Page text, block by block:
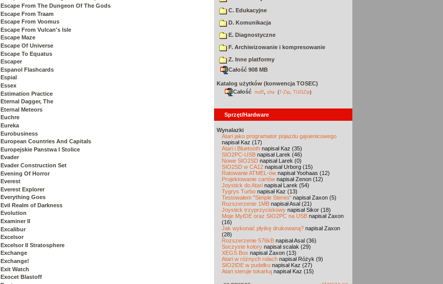
Escape From The Dungeon Of The Gods
Escape From Traam
Escape From Voomus
Escape From Vulcan's Isle
Escape Maze
Escape Of Universe
Escape To Equatus
Escaper
Espanol Flashcards
Espial
Essex
Estimation Practice
Eternal Dagger, The
Eternal Meteors
Euchre
Eureka
Eurobusiness
European Countries And Capitals
Europejskie Panstwa I Stolice
Evader
Evader Construction Set
Evening Of Horror
Everest
Everest Explorer
Everything Goes
Evil Realm of Darkness
Evolution
Examiner II
Excalibur
Excelsor
Excelsor II Stratosphere
Exchange
Exchange!
Exit Watch
Exocet Blastoff
C. Edukacyjne
D. Komunikacja
E. Diagnostyczne
F. Archiwizowanie i kompresowanie
Z. Inne platformy
Całość 908 MB
Katalog użytków (konwencja TOSEC)
Całość md5 sha (7-Zip TUGZip)
Sprzęt/Hardware
Wynalazki
Atari jako programator pojazdu gąsienicowego
napisał Kaz (17)
Atari i Bluetooth napisał Kaz (35)
SIO2PC-USB napisał Larek (46)
Nowe SIO2SD napisał Larek (0)
SIO2SD w CA12 napisał Urborg (15)
Ratowanie ATMEL-ów napisał Yoohaas (12)
Projektowanie cartów napisał Zenon (12)
Joystick do Atari napisał Larek (54)
Tygrys Turbo napisał Kaz (13)
Testowałem "Simple Stereo" napisał Zaxon (5)
Rozszerzenie 1MB napisał Asal (21)
Joystick trzyprzyciskowy napisał Sikor (18)
Moje MyIDE oraz SIO2PC na USB napisał Zaxon
(16)
Jak wykonać płytkę drukowaną? napisał Zaxon
(28)
Rozszerzenie 576kB napisał Asal (36)
Soczyste kolory napisał scalak (29)
XEGS Box napisał Zaxon (13)
Atari w różnych rolach napisał Różyk (9)
SIO2IDE w pudełku napisał Kaz (27)
Atari steruje tokarką napisał Kaz (15)